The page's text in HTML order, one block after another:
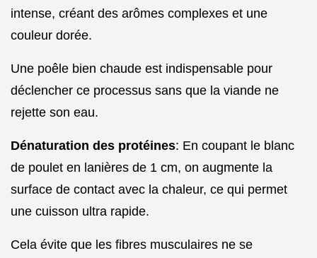
intense, créant des arômes complexes et une
couleur dorée.
Une poêle bien chaude est indispensable pour
déclencher ce processus sans que la viande ne
rejette son eau.
Dénaturation des protéines: En coupant le blanc
de poulet en lanières de 1 cm, on augmente la
surface de contact avec la chaleur, ce qui permet
une cuisson ultra rapide.
Cela évite que les fibres musculaires ne se